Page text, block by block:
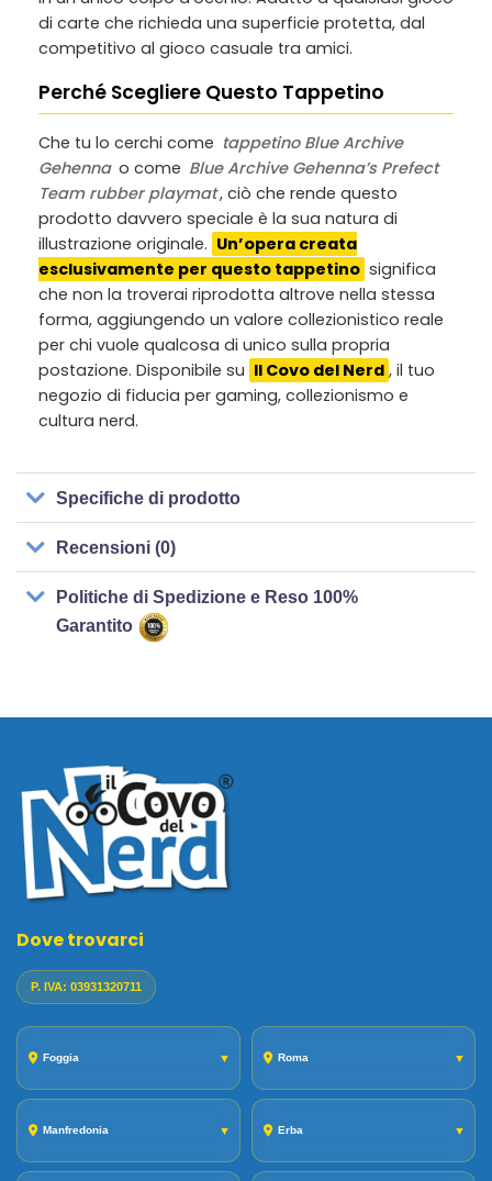
di carte che richieda una superficie protetta, dal
competitivo al gioco casuale tra amici.
Perché Scegliere Questo Tappetino
Che tu lo cerchi come tappetino Blue Archive
Gehenna o come Blue Archive Gehenna’s Prefect
Team rubber playmat, ciò che rende questo
prodotto davvero speciale è la sua natura di
illustrazione originale. Un’opera creata
esclusivamente per questo tappetino significa
che non la troverai riprodotta altrove nella stessa
forma, aggiungendo un valore collezionistico reale
per chi vuole qualcosa di unico sulla propria
postazione. Disponibile su Il Covo del Nerd , il tuo
negozio di fiducia per gaming, collezionismo e
cultura nerd.
Specifiche di prodotto
Recensioni (0)
Politiche di Spedizione e Reso 100%
Garantito
Dove trovarci
P. IVA: 03931320711
Foggia ▼ Roma ▼
Manfredonia ▼ Erba ▼